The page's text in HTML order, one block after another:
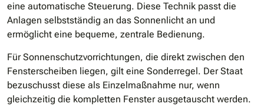
eine automatische Steuerung. Diese Technik passt die
Anlagen selbstständig an das Sonnenlicht an und
ermöglicht eine bequeme, zentrale Bedienung.
Für Sonnenschutzvorrichtungen, die direkt zwischen den
Fensterscheiben liegen, gilt eine Sonderregel. Der Staat
bezuschusst diese als Einzelmaßnahme nur, wenn
gleichzeitig die kompletten Fenster ausgetauscht werden.